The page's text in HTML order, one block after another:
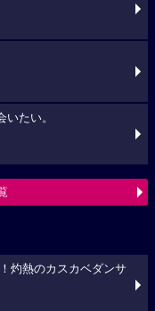
たい。
灼熱のカスカベダンサ